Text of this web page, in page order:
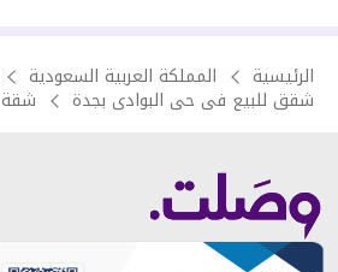
الرئيسية المملكة العربية السعودية
شقق للبيع فى حى البوادى بجدة شقة